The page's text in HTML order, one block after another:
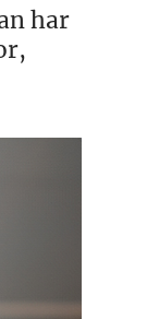
har